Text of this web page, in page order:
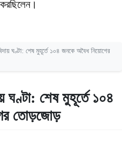
করছিলেন।
ঘণ্টা: শেষ মুহূর্তে ১০৪ জনকে অবৈধ নিয়োগের
ঘণ্টা: শেষ মুহূর্তে ১০৪
তোড়জোড়